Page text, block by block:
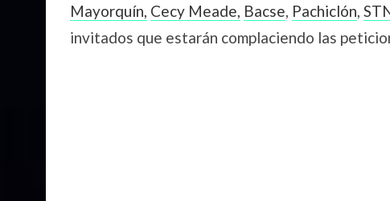
Mayorquín, Cecy Meade, Bacse, Pachiclón,
invitados que estarán complaciendo las